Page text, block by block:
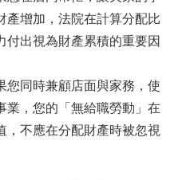
產增加，法院在計算分配比
付出視為財產累積的重要因
您同時兼顧店面與家務，使
業，您的「無給職勞動」在
，不應在分配財產時被忽視